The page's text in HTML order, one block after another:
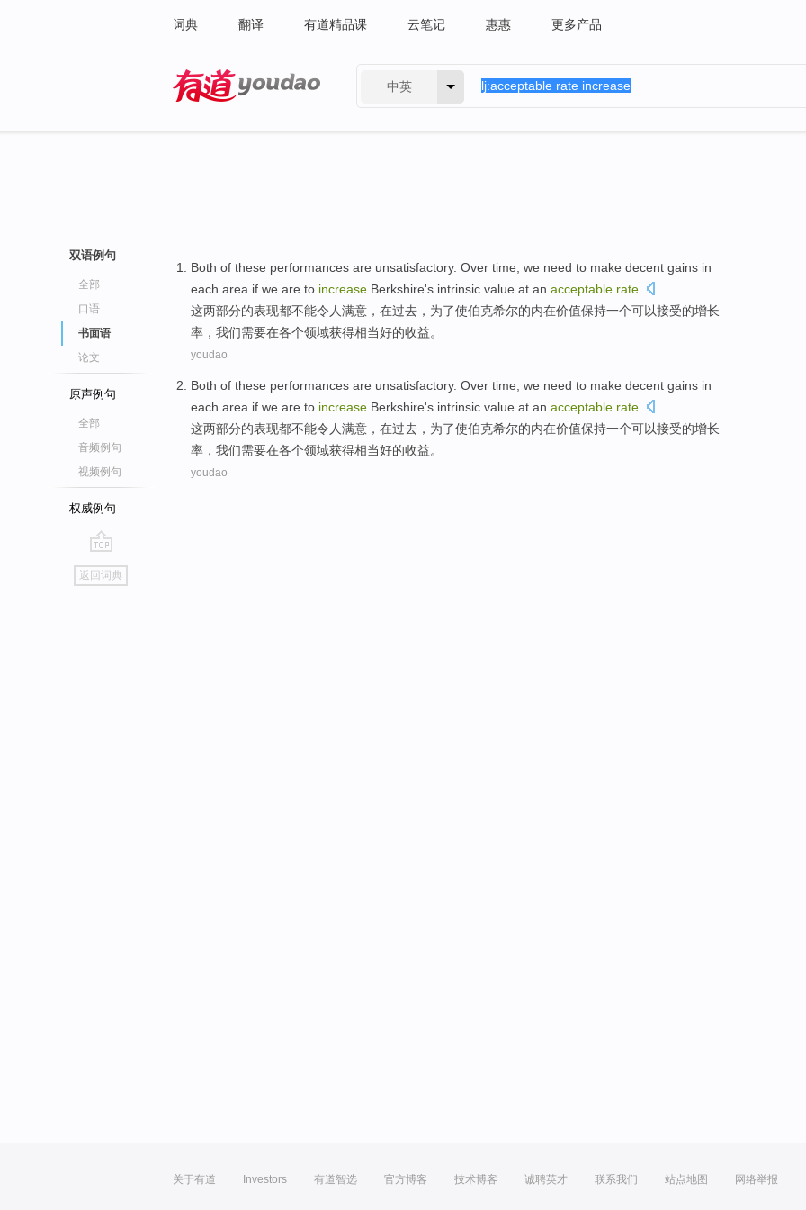
词典 翻译 有道精品课 云笔记 惠惠 更多产品
中英
双语例句
全部
口语
书面语
论文
原声例句
全部
音频例句
视频例句
权威例句
go
top
返回词典
Both of these performances are unsatisfactory. Over time we need to make decent gains in
each area if we are to increase Berkshire's intrinsic value at an acceptable rate
这两部分的表现都不能令人满意 ， 在过去 ， 为了使伯克希尔的内在价值保持一个可以接受的增长
率， 我们需要在各个领域获得相当好的收益。
youdao
Both of these performances are unsatisfactory. Over time we need to make decent gains in
each area if we are to increase Berkshire's intrinsic value at an acceptable rate
这两部分的表现都不能令人满意 ， 在过去 ， 为了使伯克希尔的内在价值保持一个可以接受的增长
率， 我们需要在各个领域获得相当好的收益。
youdao
关于有道 Investors 有道智选 官方博客 技术博客 诚聘英才 联系我们 站点地图 网络举报